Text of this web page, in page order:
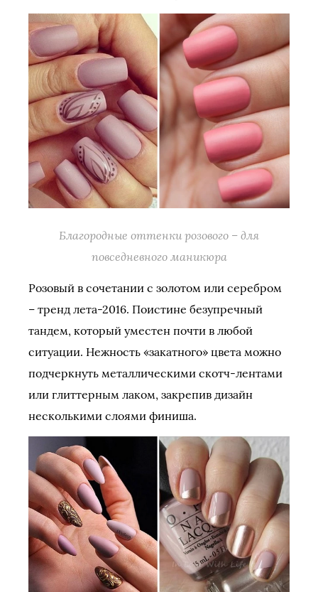
Благородные оттенки розового – для
повседневного маникюра
Розовый в сочетании с золотом или серебром
– тренд лета-2016. Поистине безупречный
тандем, который уместен почти в любой
ситуации. Нежность «закатного» цвета можно
подчеркнуть металлическими скотч-лентами
или глиттерным лаком, закрепив дизайн
несколькими слоями финиша.